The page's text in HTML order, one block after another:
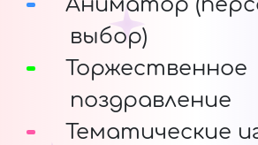
выбор)
Торжественное
поздравление
Тематические